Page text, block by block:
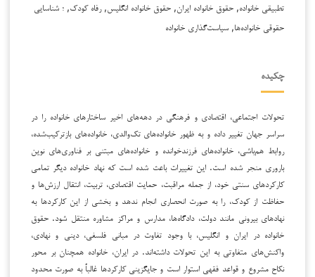
تطبیقی خانواده, حقوق خانواده ایران, حقوق خانواده انگلیس, رفاه کودک, ؛ شناسایی
حقوقی خانواده‌ها, سیاست‌گذاری خانواده
چکیده
تحولات اجتماعی، اقتصادی و فرهنگی در دهه‌های اخیر ساختارهای خانواده را در
سراسر جهان تغییر داده و به ظهور خانواده‌های تک‌والدی، خانواده‌های بازترکیب‌شده،
روابط هم‌باشی، خانواده‌های فرزندخوانده و خانواده‌های مبتنی بر فناوری‌های نوین
باروری منجر شده است. این تغییرات باعث شده است که نهاد خانواده دیگر تمامی
کارکردهای سنتی خود، از جمله مراقبت، حمایت اقتصادی، تربیت، انتقال ارزش‌ها و
حفاظت از کودک، را به صورت انحصاری انجام ندهد و بخشی از این کارکردها به
نهادهای بیرونی مانند دولت، دادگاه‌ها، مدارس و مراکز مشاوره منتقل شود. حقوق
خانواده در ایران و انگلیس، با وجود تفاوت در مبانی فلسفی، دینی و نهادی،
واکنش‌های متفاوتی به این تحولات داشته‌اند. در ایران، خانواده همچنان بر محور
نکاح مشروع و قواعد فقهی استوار است و جایگزینی کارکردها غالباً به صورت محدود